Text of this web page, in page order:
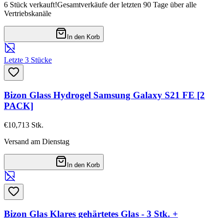
6 Stück verkauft!Gesamtverkäufe der letzten 90 Tage über alle
Vertriebskanäle
In den Korb
Letzte 3 Stücke
Bizon Glass Hydrogel Samsung Galaxy S21 FE [2
PACK]
€10,713 Stk.
Versand am Dienstag
In den Korb
Bizon Glas Klares gehärtetes Glas - 3 Stk. +